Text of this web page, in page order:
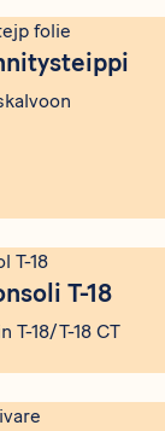
T-18
T-18/T-18 CT